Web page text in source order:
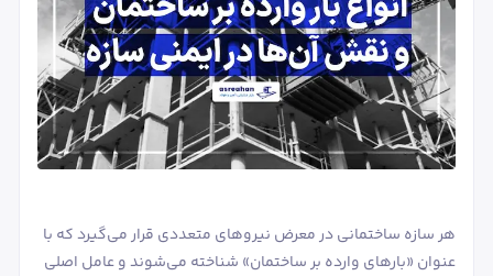
هر سازه ساختمانی در معرض نیروهای متعددی قرار می‌گیرد که با
عنوان «بارهای وارده بر ساختمان» شناخته می‌شوند و عامل اصلی